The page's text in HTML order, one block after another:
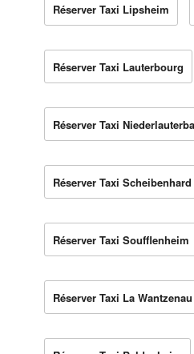
Réserver Taxi Lipsheim
Réserver Taxi Lauterbourg
Réserver Taxi
Réserver Taxi Scheibenhard
Réserver Taxi Soufflenheim
Réserver Taxi La Wantzenau